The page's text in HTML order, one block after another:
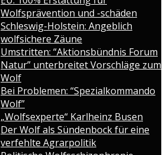
Wolfsprävention und -schäden
Schleswig-Holstein: Angeblich
wolfsichere Zäune
Umstritten: “Aktionsbündnis Forum
Natur” unterbreitet Vorschläge zum
Wolf
Bei Problemen: “Spezialkommando
Wolf”
„Wolfsexperte“ Karlheinz Busen
Der Wolf als Sündenbock für eine
verfehlte Agrarpolitik